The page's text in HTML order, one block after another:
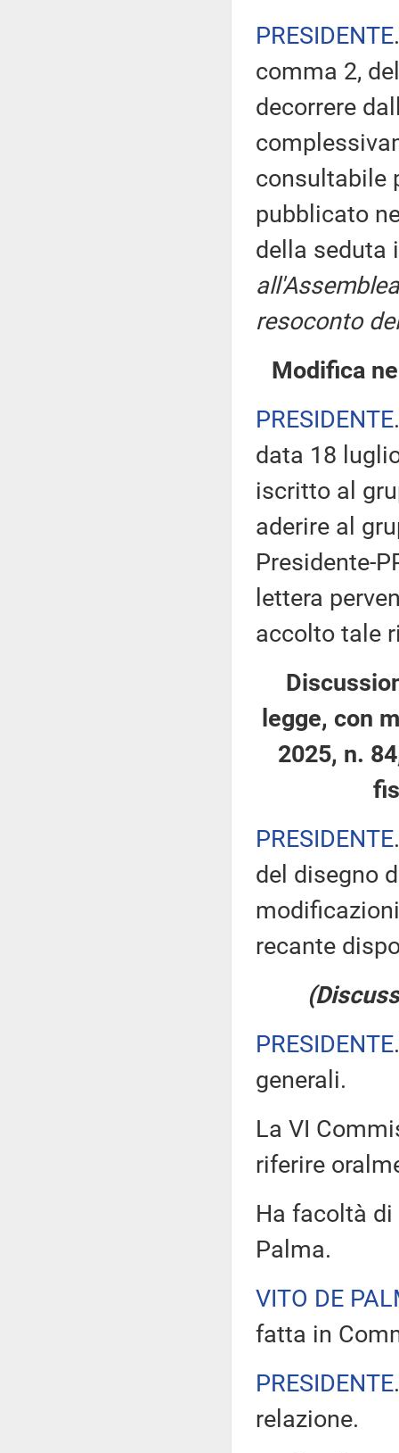
PRESIDENTE
comma 2,
decorrere
consultabile
pubblicato
della seduta
resoconto
Modifica
PRESIDENTE
data 18
iscritto al
aderire al
Presidente-
lettera
accolto tale
legge, con
2025, n.
PRESIDENTE
del disegno
recante
PRESIDENTE
generali.
La VI
riferire
Ha facoltà
Palma.
VITO DE
fatta in
PRESIDENTE
relazione.